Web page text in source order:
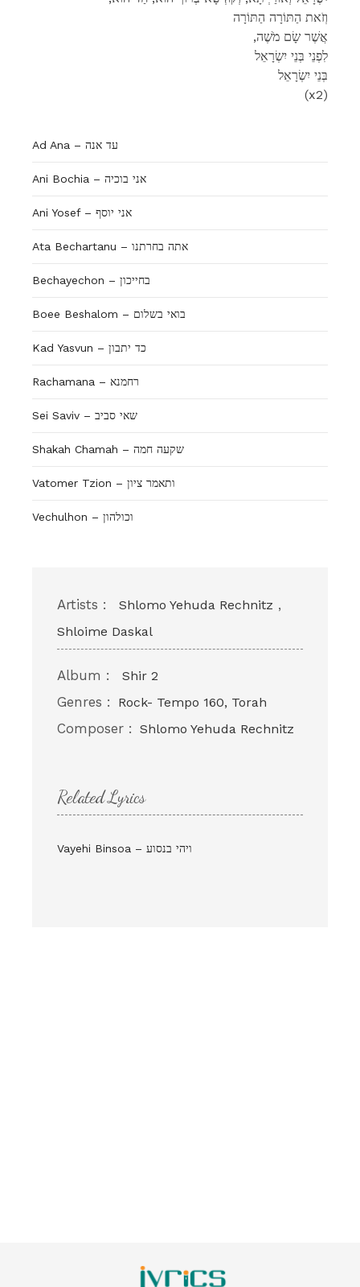
וְזֹאת הַתּוֹרָה הַתּוֹרָה
,אֲשֶׁר שָׂם מֹשֶׁה
לִפְנֵי בְּנֵי יִשְׂרָאֵל
בְּנֵי יִשְׂרָאֵל
(x2)
Ad Ana – עד אנה
Ani Bochia – אני בוכיה
Ani Yosef – אני יוסף
Ata Bechartanu – אתה בחרתנו
Bechayechon – בחייכון
Boee Beshalom – בואי בשלום
Kad Yasvun – כד יתבון
Rachamana – רחמנא
Sei Saviv – שאי סביב
Shakah Chamah – שקעה חמה
Vatomer Tzion – ותאמר ציון
Vechulhon – וכולהון
Artists : Shlomo Yehuda Rechnitz ,
Shloime Daskal
Album : Shir 2
Genres : Rock- Tempo 160, Torah
Composer : Shlomo Yehuda Rechnitz
Related Lyrics
Vayehi Binsoa – ויהי בנסוע